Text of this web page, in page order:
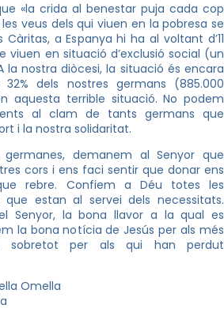
«la crida al benestar puja cada cop
veus dels qui viuen en la pobresa se
Càritas, a Espanya hi ha al voltant d’11
viuen en situació d’exclusió social (un
la nostra diòcesi, la situació és encara
dels nostres germans (885.000
aquesta terrible situació. No podem
al clam de tants germans que
i la nostra solidaritat.
demanem al Senyor que
cors i ens faci sentir que donar ens
rebre. Confiem a Déu totes les
que estan al servei dels necessitats.
Senyor, la bona llavor a la qual es
la bona notícia de Jesús per als més
sobretot per als qui han perdut
Omella